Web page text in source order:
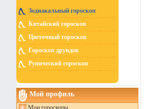
Зодиакальный гороскоп
Китайский гороскоп
Цветочный гороскоп
Гороскоп друидов
Рунический гороскоп
Мой профиль
Мои гороскопы